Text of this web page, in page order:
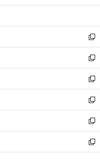
開
ウ
開
く
ン
ウ
で
開
く
ウ
ン
ド
ウ
で
開
く
新
し
い
ウ
ィ
ン
ド
ウ
で
開
く
新
し
い
ウ
ィ
ン
ド
ウ
で
開
新
し
い
ウ
ィ
ン
ド
ウ
新
し
い
ウ
ィ
ン
新
し
い
ウ
新
し